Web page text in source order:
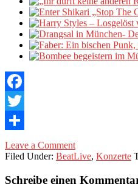
Facebook
Twitter
Teilen
Leave a Comment
Filed Under: BeatLive, Konzerte
Schreibe einen